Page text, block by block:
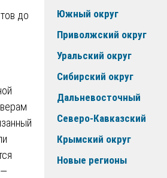
—
Южный округ
Приволжский округ
Уральский округ
Сибирский округ
Дальневосточный
Северо-Кавказский
Крымский округ
Новые регионы